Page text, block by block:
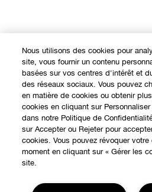
Nous utilisons des cookies pour
site, vous fournir un contenu
basées sur vos centres d'intérêt et
des réseaux sociaux. Vous pouvez
en matière de cookies ou obtenir
cookies en cliquant sur
dans notre Politique de
sur Accepter ou Rejeter pour
cookies. Vous pouvez révoquer
moment en cliquant sur « Gérer les
site.